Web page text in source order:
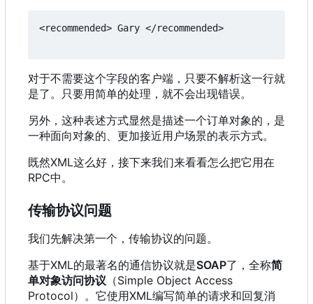
<recommended> Gary </recommended>
对于不需要这个字段的客户端，只要不解析这一行就
是了。只要用简单的处理，就不会出现错误。
另外，这种表述方式显然是描述一个订单对象的，是
一种面向对象的、更加接近用户场景的表示方式。
既然XML这么好 ， 接下来我们来看看怎么把它用在
RPC中。
传输协议问题
我们先解决第一个，传输协议的问题。
基于XML的最著名的通信协议就是SOAP了，全称简
单对象访问协议 （Simple Object Access
Protocol） 。它使用XML编写简单的请求和回复消